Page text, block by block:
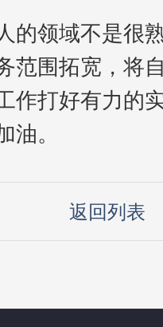
的领域不是很
范围拓宽，将
作打好有力的
油。
返回列表